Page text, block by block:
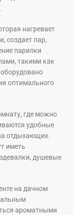
нагревает
создает пар,
парилки
такими как
оптимального
где можно
удобные
отдыхающих.
иметь
душевые
на дачном
ароматными